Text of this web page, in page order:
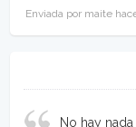
Enviada por maite
No hay